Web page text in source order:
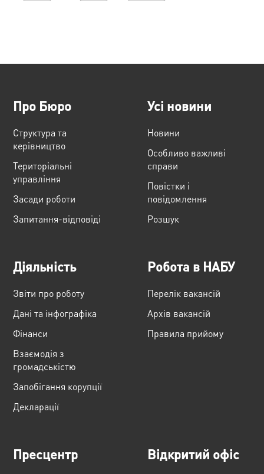
Про Бюро
Структура та
керівництво
Територіальні
управління
Засади роботи
Запитання-відповіді
Усі новини
Новини
Особливо важливі
справи
Повістки і
повідомлення
Розшук
Діяльність
Звіти про роботу
Дані та інфографіка
Фінанси
Взаємодія з
громадськістю
Запобігання корупції
Декларації
Робота в НАБУ
Перелік вакансій
Архів вакансій
Правила прийому
Пресцентр Відкритий офіс